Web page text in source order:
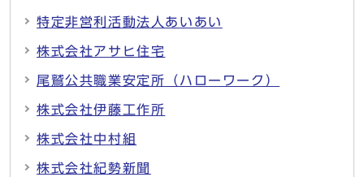
特定非営利活動法人あいあい
株式会社アサヒ住宅
尾鷲公共職業安定所（ハローワーク）
株式会社伊藤工作所
株式会社中村組
株式会社紀勢新聞